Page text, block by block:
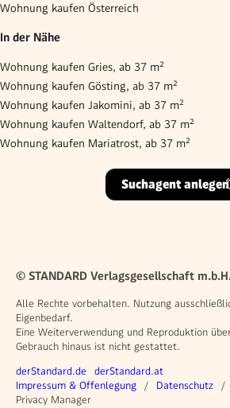
Wohnung kaufen Österreich
In der Nähe
Wohnung kaufen Gries, ab 37 m²
Wohnung kaufen Gösting, ab 37 m²
Wohnung kaufen Jakomini, ab 37 m²
Wohnung kaufen Waltendorf, ab 37 m²
Wohnung kaufen Mariatrost, ab 37 m²
Suchagent anlegen
© STANDARD Verlagsgesellschaft
Alle Rechte vorbehalten. Nutzung
Eigenbedarf.
Eine Weiterverwendung und Reproduktion
Gebrauch hinaus ist nicht gestattet.
Weitere Angebote
derStandard.de derStandard.at
Rechtliches
Impressum & Offenlegung Datenschutz
Privacy Manager